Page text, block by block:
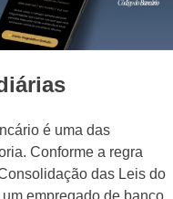
é uma das
Conforme a regra
das Leis do
empregado de banco